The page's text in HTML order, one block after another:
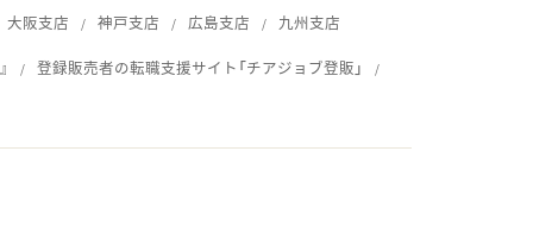
大阪支店 神戸支店 広島支店 九州支店
登録販売者の転職支援サイト「チアジョブ登販」